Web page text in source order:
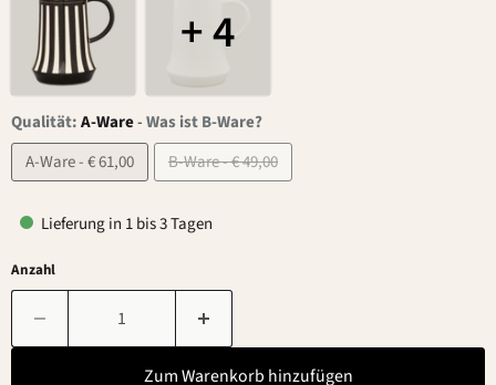
+ 4
Qualität:A-Ware-Was ist B-Ware?
A-Ware - € 61,00
B-Ware - € 49,00
Lieferung in 1 bis 3 Tagen
Anzahl
Zum Warenkorb hinzufügen